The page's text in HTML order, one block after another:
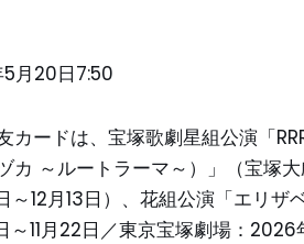
月20日7:50
カードは、宝塚歌劇星組公演「
カ ～ルートラーマ～）」（宝塚
～12月13日）、花組公演「エリ
～11月22日／東京宝塚劇場：